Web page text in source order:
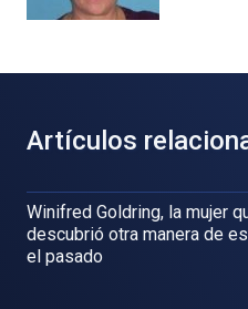
Artículos
Winifred Goldring, la mujer
descubrió otra manera de
el pasado